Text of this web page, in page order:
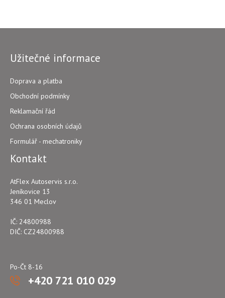
Užitečné informace
Doprava a platba
Obchodní podmínky
Reklamační řád
Ochrana osobních údajů
Formulář - mechatroniky
Kontakt
AtFlex Autoservis s.r.o.
Jeníkovice 13
346 01 Meclov
IČ: 24800988
DIČ: CZ24800988
Po-Čt 8-16
+420 721 010 029